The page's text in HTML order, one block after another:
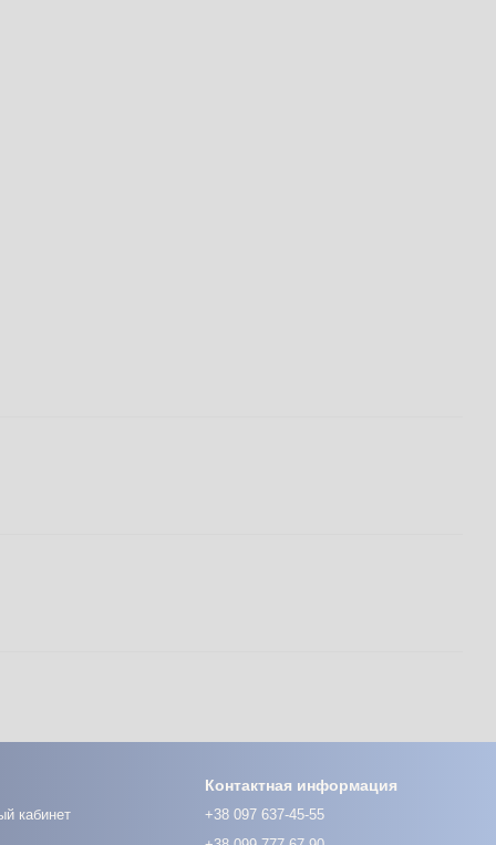
кабинет
Контактная информация
+38 097 637-45-55